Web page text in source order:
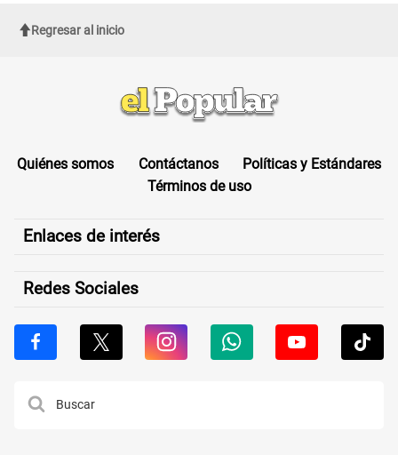
Regresar al inicio
Quiénes somos Contáctanos
Políticas y Estándares
Términos de uso
Enlaces de interés
Redes Sociales